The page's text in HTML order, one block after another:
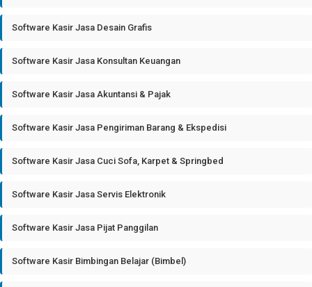
Software Kasir Jasa Desain Grafis
Software Kasir Jasa Konsultan Keuangan
Software Kasir Jasa Akuntansi & Pajak
Software Kasir Jasa Pengiriman Barang & Ekspedisi
Software Kasir Jasa Cuci Sofa, Karpet & Springbed
Software Kasir Jasa Servis Elektronik
Software Kasir Jasa Pijat Panggilan
Software Kasir Bimbingan Belajar (Bimbel)